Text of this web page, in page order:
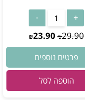
₪29.90
₪23.90
פרטים נוספים
הוספה לסל